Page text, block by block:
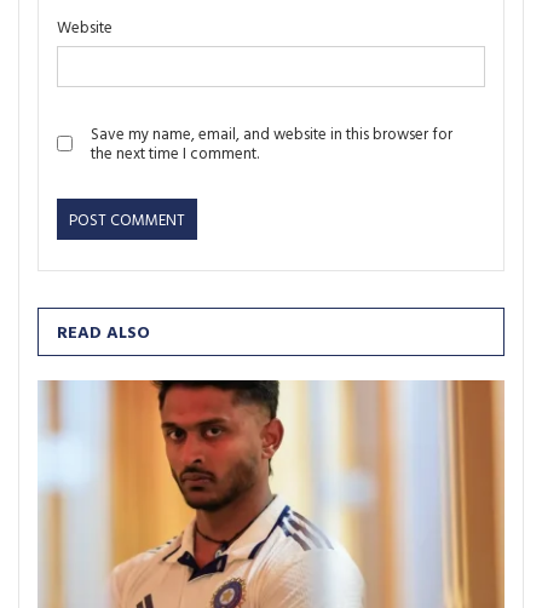
Website
Save my name, email, and website in this browser for
the next time I comment.
READ ALSO